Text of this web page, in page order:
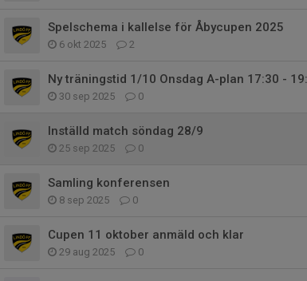
Spelschema i kallelse för Åbycupen 2025
6 okt 2025 2
Ny träningstid 1/10 Onsdag A-plan 17:30 -
30 sep 2025 0
Inställd match söndag 28/9
25 sep 2025 0
Samling konferensen
8 sep 2025 0
Cupen 11 oktober anmäld och klar
29 aug 2025 0